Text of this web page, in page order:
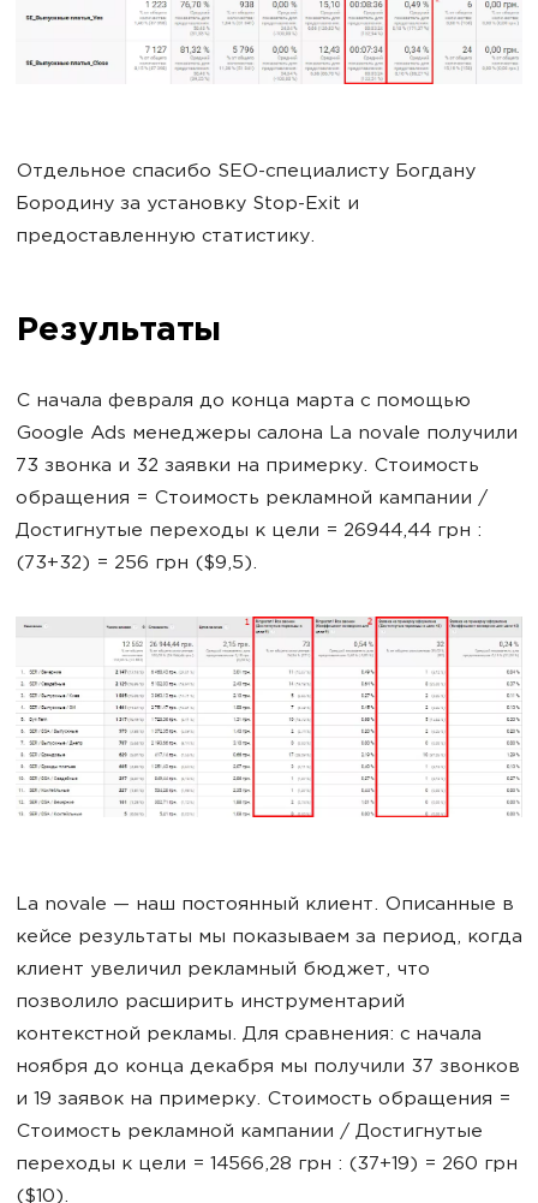
Отдельное спасибо SEO-специалисту Богдану
Бородину за установку Stop-Exit и
предоставленную статистику.
Результаты
С начала февраля до конца марта с помощью
Google Ads менеджеры салона La novale получили
73 звонка и 32 заявки на примерку. Стоимость
обращения = Стоимость рекламной кампании /
Достигнутые переходы к цели = 26944,44 грн :
(73+32) = 256 грн ($9,5).
La novale — наш постоянный клиент. Описанные в
кейсе результаты мы показываем за период, когда
клиент увеличил рекламный бюджет, что
позволило расширить инструментарий
контекстной рекламы. Для сравнения: с начала
ноября до конца декабря мы получили 37 звонков
и 19 заявок на примерку. Стоимость обращения =
Стоимость рекламной кампании / Достигнутые
переходы к цели = 14566,28 грн : (37+19) = 260 грн
($10).